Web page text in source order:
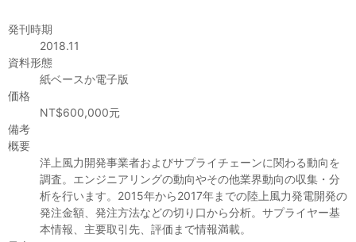
日本人にPR
コンサルティング
リサーチ
経済ニュース
労務顧問
発刊時期
2018.11
資料形態
紙ベースか電子版
価格
NT$600,000元
備考
概要
洋上風力開発事業者およびサプライチェーンに関わる動向を
調査。エンジニアリングの動向やその他業界動向の収集・分
析を行います。2015年から2017年までの陸上風力発電開発の
発注金額、発注方法などの切り口から分析。サプライヤー基
本情報、主要取引先、評価まで情報満載。